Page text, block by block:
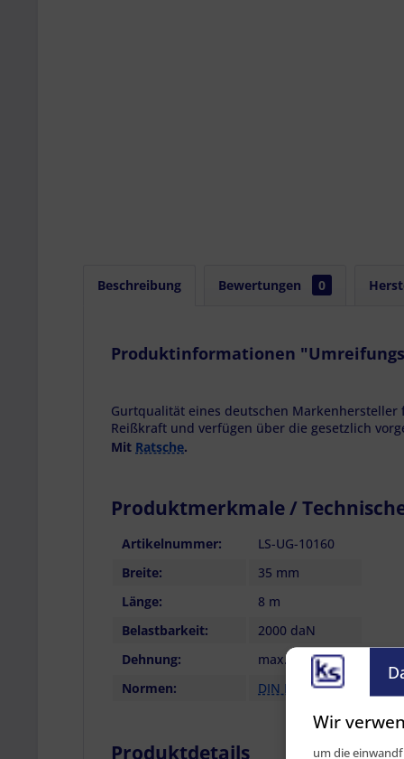
Beschreibung Bewertungen 0
Produktinformationen
Gurtqualität eines deutschen
Reißkraft und verfügen über die gesetzlich
Mit Ratsche.
Produktmerkmale /
Artikelnummer:
LS-UG-10160
Breite:
35 mm
Länge:
8 m
Belastbarkeit:
2000 daN
Dehnung:
max. 7 %
Normen:
DIN EN 12195-2
Produktdetails
Wir
um die